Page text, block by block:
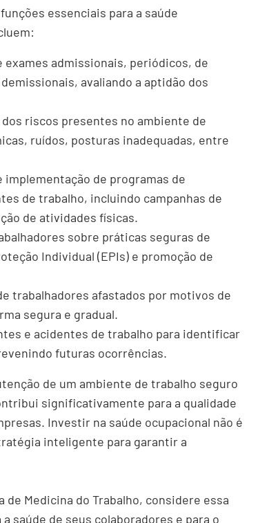
essenciais para a saúde
exames admissionais, periódicos, de
avaliando a aptidão dos
riscos presentes no ambiente de
ruídos, posturas inadequadas, entre
de programas de
de trabalho, incluindo campanhas de
de atividades físicas.
sobre práticas seguras de
Individual (EPIs) e promoção de
trabalhadores afastados por motivos de
segura e gradual.
e acidentes de trabalho para identificar
futuras ocorrências.
de um ambiente de trabalho seguro
significativamente para a qualidade
Investir na saúde ocupacional não é
inteligente para garantir a
de Medicina do Trabalho, considere essa
saúde de seus colaboradores e para o